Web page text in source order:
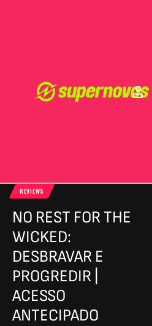
REVIEWS
NO REST FOR THE
WICKED:
DESBRAVAR E
PROGREDIR |
ACESSO
ANTECIPADO